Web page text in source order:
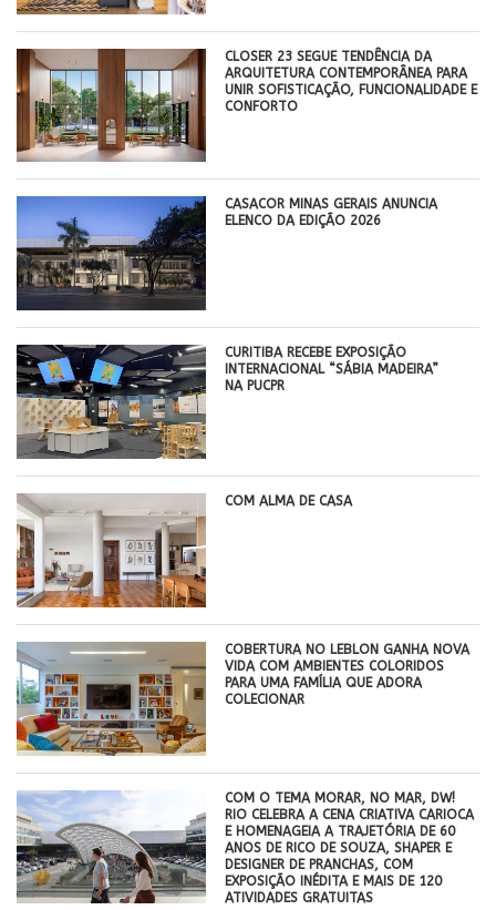
CLOSER 23 SEGUE TENDÊNCIA DA
ARQUITETURA CONTEMPORÂNEA PARA
UNIR SOFISTICAÇÃO, FUNCIONALIDADE E
CONFORTO
CASACOR MINAS GERAIS ANUNCIA
ELENCO DA EDIÇÃO 2026
CURITIBA RECEBE EXPOSIÇÃO
INTERNACIONAL “SÁBIA MADEIRA”
NA PUCPR
COM ALMA DE CASA
COBERTURA NO LEBLON GANHA NOVA
VIDA COM AMBIENTES COLORIDOS
PARA UMA FAMÍLIA QUE ADORA
COLECIONAR
COM O TEMA MORAR, NO MAR, DW!
RIO CELEBRA A CENA CRIATIVA CARIOCA
E HOMENAGEIA A TRAJETÓRIA DE 60
ANOS DE RICO DE SOUZA, SHAPER E
DESIGNER DE PRANCHAS, COM
EXPOSIÇÃO INÉDITA E MAIS DE 120
ATIVIDADES GRATUITAS